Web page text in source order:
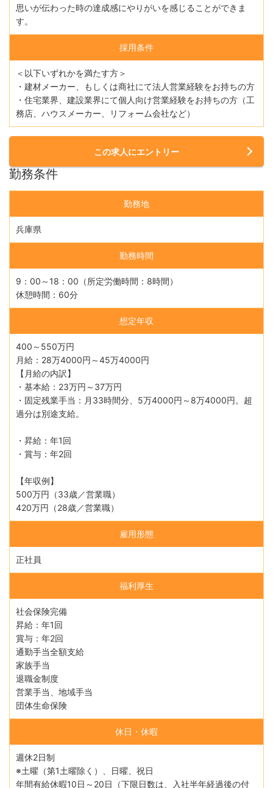
思いが伝わった時の達成感にやりがいを感じることができま
す。
採用条件
＜以下いずれかを満たす方＞
・建材メーカー、もしくは商社にて法人営業経験をお持ちの方
・住宅業界、建設業界にて個人向け営業経験をお持ちの方（工
務店、ハウスメーカー、リフォーム会社など）
この求人にエントリー
勤務条件
勤務地
兵庫県
勤務時間
9：00～18：00（所定労働時間：8時間）
休憩時間：60分
想定年収
400～550万円
月給：28万4000円～45万4000円
【月給の内訳】
・基本給：23万円～37万円
・固定残業手当：月33時間分、5万4000円～8万4000円。超
過分は別途支給。
・昇給：年1回
・賞与：年2回
【年収例】
500万円（33歳／営業職）
420万円（28歳／営業職）
雇用形態
正社員
福利厚生
社会保険完備
昇給：年1回
賞与：年2回
通勤手当全額支給
家族手当
退職金制度
営業手当、地域手当
団体生命保険
休日・休暇
週休2日制
※土曜（第1土曜除く）、日曜、祝日
年間有給休暇10日～20日（下限日数は、入社半年経過後の付